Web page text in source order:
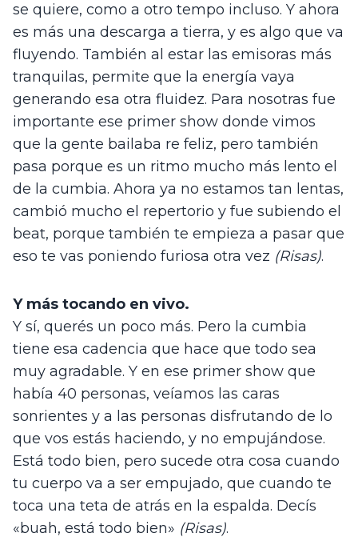
se quiere, como a otro tempo incluso. Y ahora
es más una descarga a tierra, y es algo que va
fluyendo. También al estar las emisoras más
tranquilas, permite que la energía vaya
generando esa otra fluidez. Para nosotras fue
importante ese primer show donde vimos
que la gente bailaba re feliz, pero también
pasa porque es un ritmo mucho más lento el
de la cumbia. Ahora ya no estamos tan lentas,
cambió mucho el repertorio y fue subiendo el
beat, porque también te empieza a pasar que
eso te vas poniendo furiosa otra vez (Risas).
Y más tocando en vivo.
Y sí, querés un poco más. Pero la cumbia
tiene esa cadencia que hace que todo sea
muy agradable. Y en ese primer show que
había 40 personas, veíamos las caras
sonrientes y a las personas disfrutando de lo
que vos estás haciendo, y no empujándose.
Está todo bien, pero sucede otra cosa cuando
tu cuerpo va a ser empujado, que cuando te
toca una teta de atrás en la espalda. Decís
«buah, está todo bien» (Risas).